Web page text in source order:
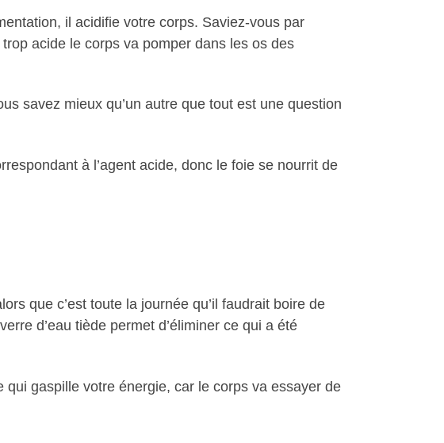
il acidifie votre corps. Saviez-vous par
acide le corps va pomper dans les os des
savez mieux qu’un autre que tout est une question
à l’agent acide, donc le foie se nourrit de
que c’est toute la journée qu’il faudrait boire de
d’eau tiède permet d’éliminer ce qui a été
qui gaspille votre énergie, car le corps va essayer de